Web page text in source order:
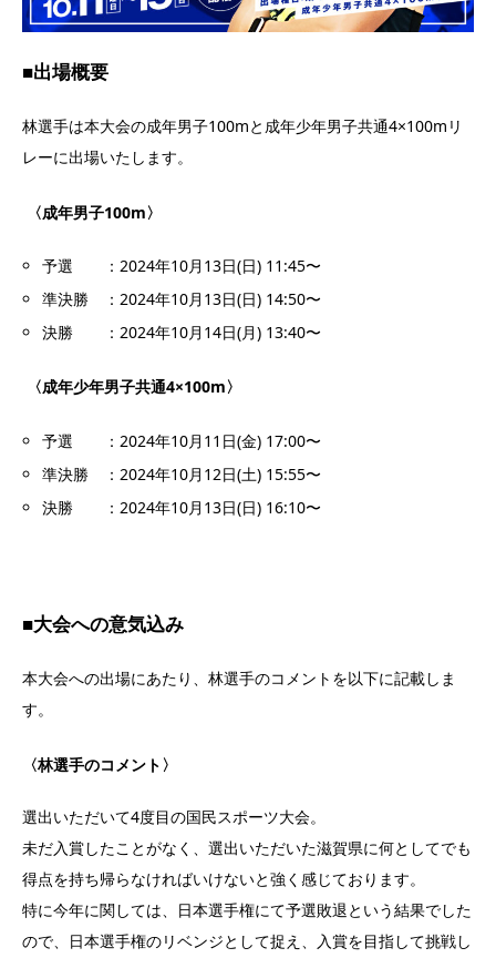
■出場概要
林選手は本大会の成年男子100mと成年少年男子共通4×100mリ
レーに出場いたします。
〈成年男子100m〉
予選 ：2024年10月13日(日) 11:45〜
準決勝 ：2024年10月13日(日) 14:50〜
決勝 ：2024年10月14日(月) 13:40〜
〈成年少年男子共通4×100m〉
予選 ： 2024年10月11日(金) 17:00〜
準決勝 ： 2024年10月12日(土) 15:55〜
決勝 ：2024年10月13日(日) 16:10〜
■大会への意気込み
本大会への出場にあたり、林選手のコメントを以下に記載しま
す。
〈林選手のコメント〉
選出いただいて4度目の国民スポーツ大会。
未だ入賞したことがなく、選出いただいた滋賀県に何としてでも
得点を持ち帰らなければいけないと強く感じております。
特に今年に関しては、日本選手権にて予選敗退という結果でした
ので、日本選手権のリベンジとして捉え、入賞を目指して挑戦し